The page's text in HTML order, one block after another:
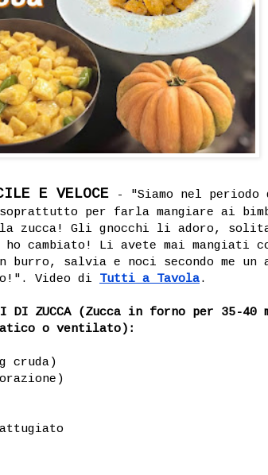
E VELOCE - "Siamo nel periodo
soprattutto per farla mangiare ai
la zucca! Gli gnocchi li adoro,
cambiato! Li avete mai mangiati
salvia e noci secondo me un
Video di Tutti a Tavola.
DI ZUCCA (Zucca in forno per 35-
o ventilato):
cruda)